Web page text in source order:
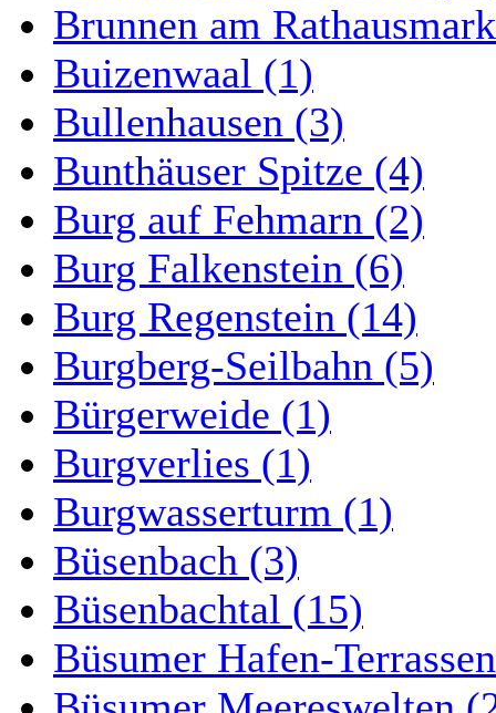
Brunnen am
Buizenwaal (1)
Bullenhausen (3)
Bunthäuser Spitze (4)
Burg auf Fehmarn (2)
Burg Falkenstein (6)
Burg Regenstein (14)
Burgberg-Seilbahn (5)
Bürgerweide (1)
Burgverlies (1)
Burgwasserturm (1)
Büsenbach (3)
Büsenbachtal (15)
Büsumer Hafen-